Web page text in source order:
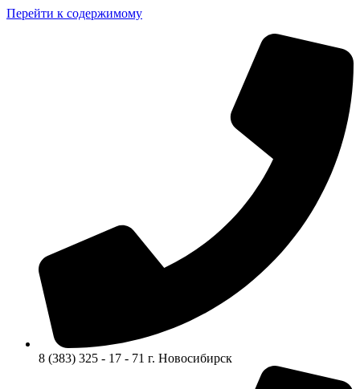
Перейти к содержимому
8 (383) 325 - 17 - 71 г. Новосибирск